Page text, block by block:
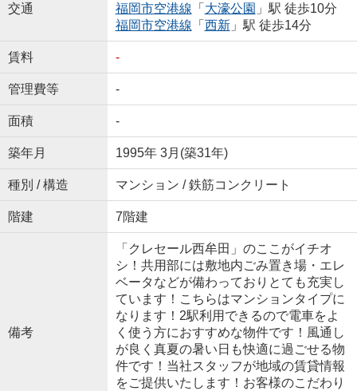
交通
福岡市空港線 「 大濠公園 」駅 徒歩10分
福岡市空港線 「 西新」駅 徒歩14分
賃料 -
管理費等 -
面積 -
築年月 1995年 3月(築31年)
種別 / 構造 マンション / 鉄筋コンクリート
階建 7階建
備考
「クレセール西牟田」のここがイチオ
シ！共用部には敷地内ごみ置き場・エレ
ベータなどが備わっておりとても充実し
ています！こちらはマンションタイプに
なります！2駅利用できるので電車をよ
く使う方におすすめな物件です！風通し
が良く真夏の暑い日も快適に過ごせる物
件です！当社スタッフが地域の賃貸情報
をご提供いたします！お客様のこだわり